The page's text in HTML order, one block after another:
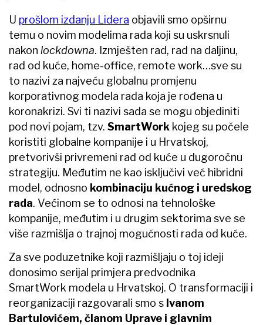
U prošlom izdanju Lidera objavili smo opširnu
temu o novim modelima rada koji su uskrsnuli
nakon lockdowna. Izmješten rad, rad na daljinu,
rad od kuće, home-office, remote work…sve su
to nazivi za najveću globalnu promjenu
korporativnog modela rada koja je rođena u
koronakrizi. Svi ti nazivi sada se mogu objediniti
pod novi pojam, tzv. SmartWork kojeg su počele
koristiti globalne kompanije i u Hrvatskoj,
pretvorivši privremeni rad od kuće u dugoročnu
strategiju. Međutim ne kao isključivi već hibridni
model, odnosno kombinaciju kućnog i uredskog
rada. Većinom se to odnosi na tehnološke
kompanije, međutim i u drugim sektorima sve se
više razmišlja o trajnoj mogućnosti rada od kuće.
Za sve poduzetnike koji razmišljaju o toj ideji
donosimo serijal primjera predvodnika
SmartWork modela u Hrvatskoj. O transformaciji i
reorganizaciji razgovarali smo s Ivanom
Bartulovićem, članom Uprave i glavnim